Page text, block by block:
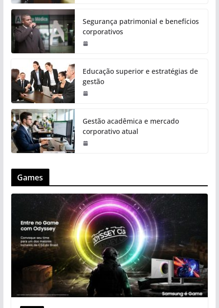
Segurança patrimonial e benefícios
corporativos
Educação superior e estratégias de
gestão
Gestão acadêmica e mercado
corporativo atual
Games